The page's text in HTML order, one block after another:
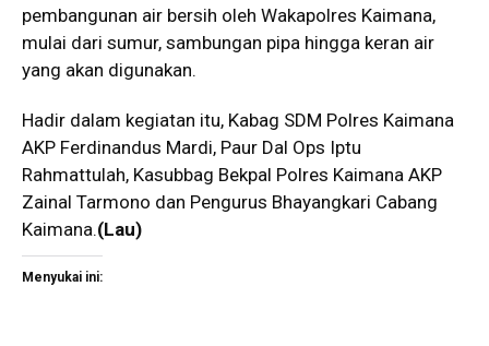
pembangunan air bersih oleh Wakapolres Kaimana,
mulai dari sumur, sambungan pipa hingga keran air
yang akan digunakan.
Hadir dalam kegiatan itu, Kabag SDM Polres Kaimana
AKP Ferdinandus Mardi, Paur Dal Ops Iptu
Rahmattulah, Kasubbag Bekpal Polres Kaimana AKP
Zainal Tarmono dan Pengurus Bhayangkari Cabang
Kaimana.(Lau)
Menyukai ini: